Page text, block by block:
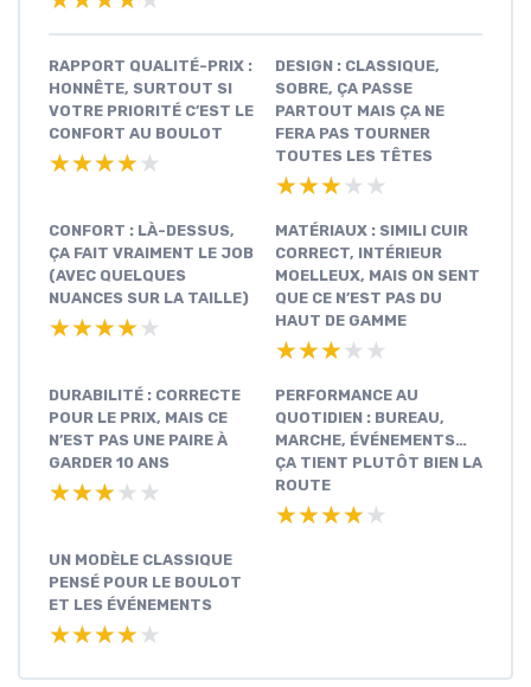
RAPPORT QUALITÉ-PRIX :
HONNÊTE, SURTOUT SI
VOTRE PRIORITÉ C’EST LE
CONFORT AU BOULOT
★★★★★
★★★★★
DESIGN : CLASSIQUE,
SOBRE, ÇA PASSE
PARTOUT MAIS ÇA NE
FERA PAS TOURNER
TOUTES LES TÊTES
★★★★★
★★★★★
CONFORT : LÀ-DESSUS,
ÇA FAIT VRAIMENT LE JOB
(AVEC QUELQUES
NUANCES SUR LA TAILLE)
★★★★★
★★★★★
MATÉRIAUX : SIMILI CUIR
CORRECT, INTÉRIEUR
MOELLEUX, MAIS ON SENT
QUE CE N’EST PAS DU
HAUT DE GAMME
★★★★★
★★★★★
DURABILITÉ : CORRECTE
POUR LE PRIX, MAIS CE
N’EST PAS UNE PAIRE À
GARDER 10 ANS
★★★★★
★★★★★
PERFORMANCE AU
QUOTIDIEN : BUREAU,
MARCHE, ÉVÉNEMENTS…
ÇA TIENT PLUTÔT BIEN LA
ROUTE
★★★★★
★★★★★
UN MODÈLE CLASSIQUE
PENSÉ POUR LE BOULOT
ET LES ÉVÉNEMENTS
★★★★★
★★★★★